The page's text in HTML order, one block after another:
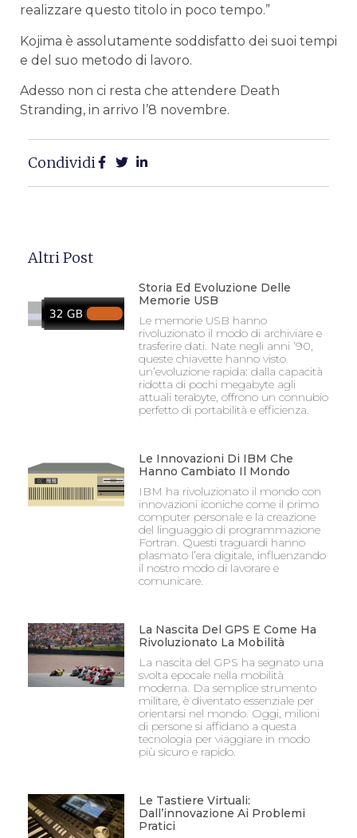
realizzare questo titolo in poco tempo.”
Kojima è assolutamente soddisfatto dei suoi tempi
e del suo metodo di lavoro.
Adesso non ci resta che attendere Death
Stranding, in arrivo l’8 novembre.
Condividi
Altri Post
Storia Ed Evoluzione Delle
Memorie USB
Le memorie USB hanno
rivoluzionato il modo di archiviare e
trasferire dati. Nate negli anni ’90,
queste chiavette hanno visto
un’evoluzione rapida: dalla capacità
ridotta di pochi megabyte agli
attuali terabyte, offrono un connubio
perfetto di portabilità e efficienza.
Le Innovazioni Di IBM Che
Hanno Cambiato Il Mondo
IBM ha rivoluzionato il mondo con
innovazioni iconiche come il primo
computer personale e la creazione
del linguaggio di programmazione
Fortran. Questi traguardi hanno
plasmato l’era digitale, influenzando
il nostro modo di lavorare e
comunicare.
La Nascita Del GPS E Come Ha
Rivoluzionato La Mobilità
La nascita del GPS ha segnato una
svolta epocale nella mobilità
moderna. Da semplice strumento
militare, è diventato essenziale per
orientarsi nel mondo. Oggi, milioni
di persone si affidano a questa
tecnologia per viaggiare in modo
più sicuro e rapido.
Le Tastiere Virtuali:
Dall’innovazione Ai Problemi
Pratici